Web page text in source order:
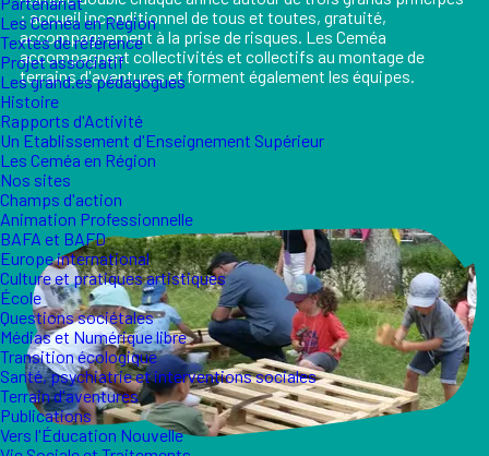
Les Ceméa en Région
Textes de référence
Projet associatif
Les grand.es pédagogues
Histoire
Rapports d'Activité
Un Etablissement d'Enseignement Supérieur
Les Ceméa en Région
Nos sites
Champs d'action
Animation Professionnelle
BAFA et BAFD
Europe international
Culture et pratiques artistiques
École
Questions sociétales
Médias et Numérique libre
Transition écologique
Santé, psychiatrie et interventions sociales
Terrain d'aventures
Publications
Vers l'Éducation Nouvelle
: accueil inconditionnel de tous et toutes, gratuité,
accompagnement à la prise de risques. Les Ceméa
accompagnent collectivités et collectifs au montage de
terrains d'aventures et forment également les équipes.